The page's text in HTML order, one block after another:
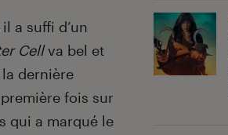
il a suffi d’un
Cellva bel et
dernière
fois sur
qui a marqué le